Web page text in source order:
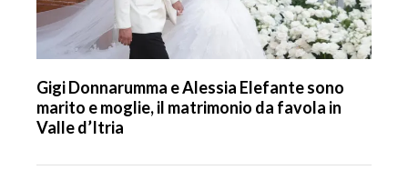
Gigi Donnarumma e Alessia Elefante sono
marito e moglie, il matrimonio da favola in
Valle d’Itria